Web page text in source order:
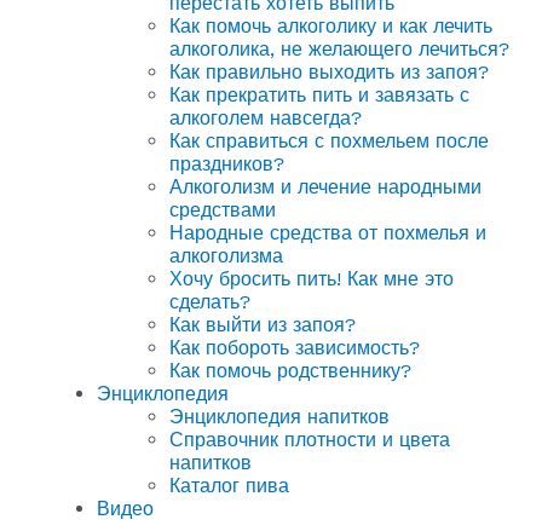
Как помочь алкоголику и как лечить
алкоголика, не желающего лечиться?
Как правильно выходить из запоя?
Как прекратить пить и завязать с
алкоголем навсегда?
Как справиться с похмельем после
праздников?
Алкоголизм и лечение народными
средствами
Народные средства от похмелья и
алкоголизма
Хочу бросить пить! Как мне это
сделать?
Как выйти из запоя?
Как побороть зависимость?
Как помочь родственнику?
Энциклопедия
Энциклопедия напитков
Справочник плотности и цвета
напитков
Каталог пива
Видео